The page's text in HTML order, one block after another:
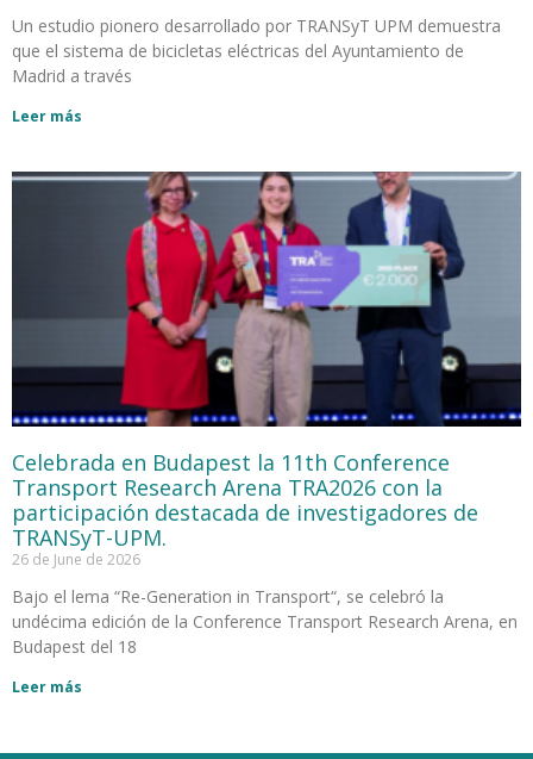
Un estudio pionero desarrollado por TRANSyT UPM demuestra
que el sistema de bicicletas eléctricas del Ayuntamiento de
Madrid a través
Leer más
Celebrada en Budapest la 11th Conference
Transport Research Arena TRA2026 con la
participación destacada de investigadores de
TRANSyT-UPM.
26 de June de 2026
Bajo el lema “Re-Generation in Transport“, se celebró la
undécima edición de la Conference Transport Research Arena, en
Budapest del 18
Leer más